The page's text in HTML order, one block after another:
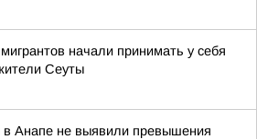
начали принимать у себя
Сеуты
Анапе не выявили превышения